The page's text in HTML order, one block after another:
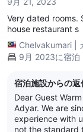
Very dated rooms.
house restaurant s
Chelvakumari
9月 2023に宿泊
宿泊施設からの返
Dear Guest
Adyar. We are
experience with
not the standard